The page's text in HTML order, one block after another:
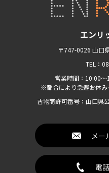
エンリ
〒747-0026 山口
TEL：
営業時間：10:00〜
※都合により急遽お休
古物商許可番号：山口県
メー
電